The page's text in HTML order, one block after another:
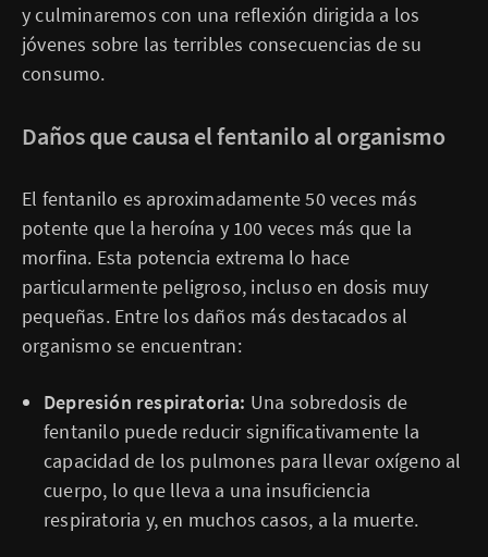
y culminaremos con una reflexión dirigida a los
jóvenes sobre las terribles consecuencias de su
consumo.
Daños que causa el fentanilo al organismo
El fentanilo es aproximadamente 50 veces más
potente que la heroína y 100 veces más que la
morfina. Esta potencia extrema lo hace
particularmente peligroso, incluso en dosis muy
pequeñas. Entre los daños más destacados al
organismo se encuentran:
Depresión respiratoria: Una sobredosis de
fentanilo puede reducir significativamente la
capacidad de los pulmones para llevar oxígeno al
cuerpo, lo que lleva a una insuficiencia
respiratoria y, en muchos casos, a la muerte.